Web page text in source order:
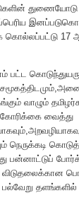
கொல்லப்பட்டு
பட்ட
வாழும்
வைத்து
நெருக்கடி
பன்னாட்டுப்
தளங்களில்